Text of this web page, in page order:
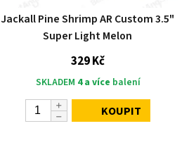
Jackall Pine Shrimp AR Custom 3.5"
Super Light Melon
329 Kč
SKLADEM 4 a více balení
KOUPIT